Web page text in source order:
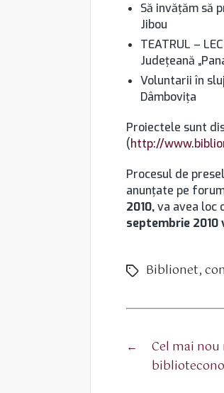
Să invăţăm să
Jibou
TEATRUL –
Judeţeană
Voluntarii în
Dâmboviţa
Proiectele sunt
(http://
Procesul de
anunţate pe
2010,va avea loc
septembrie 2010
Etichete
Biblionet,
←
Cel mai